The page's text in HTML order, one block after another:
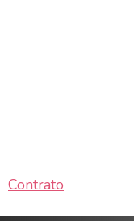
Contrato